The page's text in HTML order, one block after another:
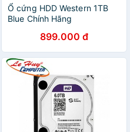
Ổ cứng HDD Western 1TB
Blue Chính Hãng
899.000 đ